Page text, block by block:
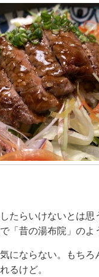
たらいけないとは思
「昔の湯布院」のよ
にならない。もちろ
るけど。